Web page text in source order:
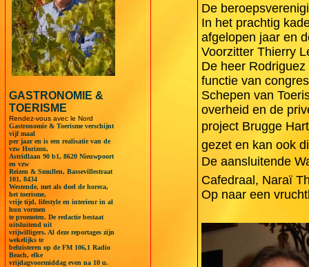
GASTRONOMIE &
TOERISME
Rendez-vous avec le Nord
Gastronomie & Toerisme verschijnt
vijf maal
per jaar en is een realisatie van de
vzw Horizon,
Astridlaan 90 b1, 8620 Nieuwpoort
en vzw
Reizen & Smullen, Bassevillestraat
101, 8434
Westende, met als doel de horeca,
het toerisme,
vrije tijd, lifestyle en interieur in al
hun vormen
te promoten. De redactie bestaat
uitsluitend uit
vrijwilligers. Al deze reportages zijn
wekelijks te
beluisteren op de FM 106,1 Radio
Beach, elke
vrijdagvoormiddag even na 10 u.
De
In het prachtig
afgelopen jaar en
Voorzitter Thierry
De heer Rodriguez
functie van
Schepen van
overheid en de
project Brugge
gezet en kan ook
De aansluitende
Cafedraal, Naraï
Op naar een